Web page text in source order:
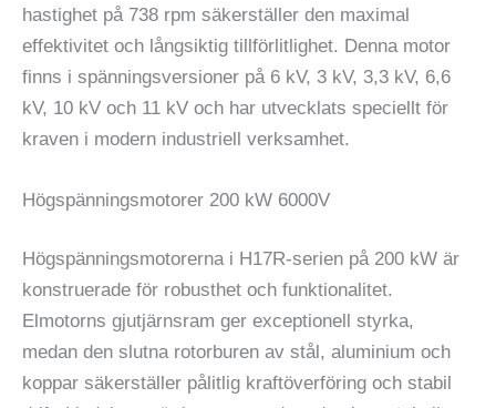
hastighet på 738 rpm säkerställer den maximal
effektivitet och långsiktig tillförlitlighet. Denna motor
finns i spänningsversioner på 6 kV, 3 kV, 3,3 kV, 6,6
kV, 10 kV och 11 kV och har utvecklats speciellt för
kraven i modern industriell verksamhet.
Högspänningsmotorer 200 kW 6000V
Högspänningsmotorerna i H17R-serien på 200 kW är
konstruerade för robusthet och funktionalitet.
Elmotorns gjutjärnsram ger exceptionell styrka,
medan den slutna rotorburen av stål, aluminium och
koppar säkerställer pålitlig kraftöverföring och stabil